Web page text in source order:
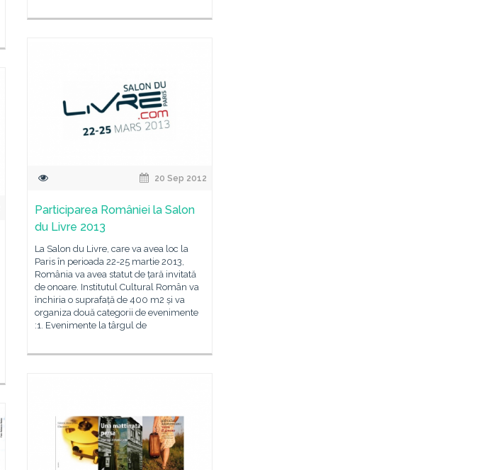
20 Sep 2012
Participarea României la Salon
du Livre 2013
La Salon du Livre, care va avea loc la
Paris în perioada 22-25 martie 2013,
România va avea statut de țară invitată
de onoare. Institutul Cultural Român va
închiria o suprafață de 400 m2 și va
organiza două categorii de evenimente
:1. Evenimente la târgul de